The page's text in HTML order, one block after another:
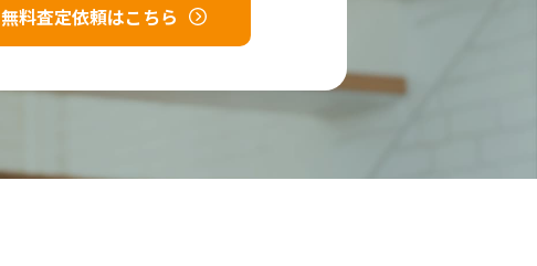
無料査定依頼はこちら